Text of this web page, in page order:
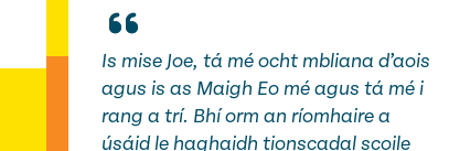
Is mise Joe, tá mé ocht mbliana d’aois
agus is as Maigh Eo mé agus tá mé i
rang a trí. Bhí orm an ríomhaire a
úsáid le haghaidh tionscadal scoile